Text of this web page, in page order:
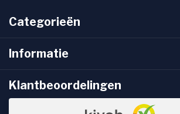
Categorieën
Informatie
Klantbeoordelingen